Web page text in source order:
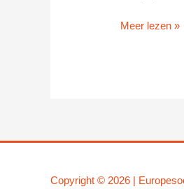
FC
Meer lezen »
Copyright © 2026 |